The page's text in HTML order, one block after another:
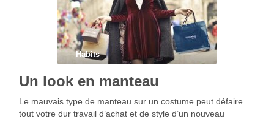
Habits
Un look en manteau
Le mauvais type de manteau sur un costume peut défaire
tout votre dur travail d’achat et de style d’un nouveau